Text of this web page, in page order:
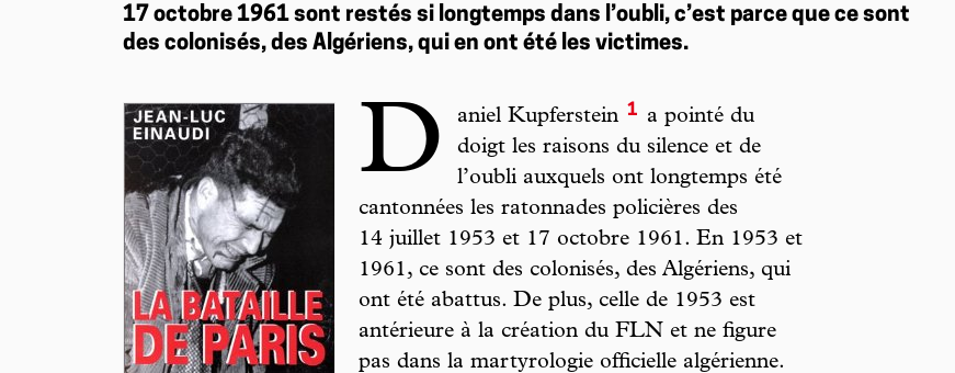
17 octobre 1961 sont restés si longtemps dans l’oubli, c’est parce que ce sont
des colonisés, des Algériens, qui en ont été les victimes.
D aniel Kupferstein 1
a pointé du
doigt les raisons du silence et de
l’oubli auxquels ont longtemps été
cantonnées les ratonnades policières des
14 juillet 1953 et 17 octobre 1961. En 1953 et
1961, ce sont des colonisés, des Algériens, qui
ont été abattus. De plus, celle de 1953 est
antérieure à la création du FLN et ne figure
pas dans la martyrologie officielle algérienne.